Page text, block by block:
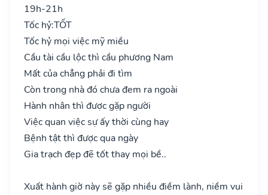
19h-21h
Tốc hỷ:TỐT
Tốc hỷ mọi việc mỹ miều
Cầu tài cầu lộc thì cầu phương Nam
Mất của chẳng phải đi tìm
Còn trong nhà đó chưa đem ra ngoài
Hành nhân thì được gặp người
Việc quan việc sự ấy thời cùng hay
Bệnh tật thì được qua ngày
Gia trạch đẹp đẽ tốt thay mọi bề..
Xuất hành giờ này sẽ gặp nhiều điềm lành, niềm vui